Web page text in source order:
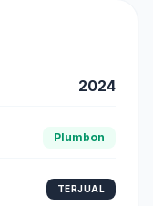
2024
Plumbon
TERJUAL